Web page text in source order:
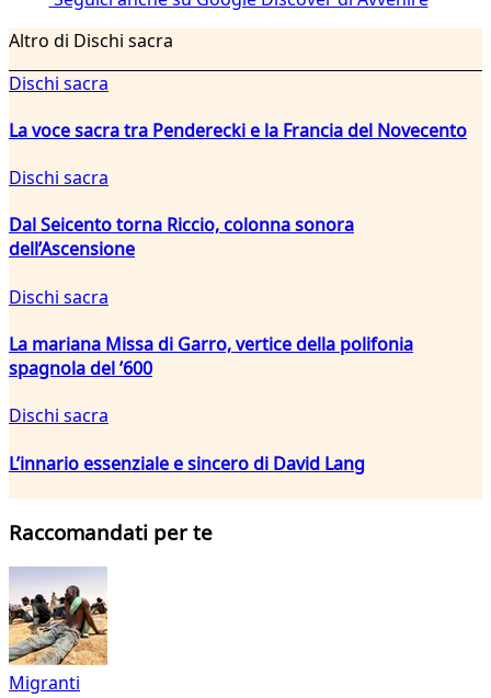
Altro di Dischi sacra
Dischi sacra
La voce sacra tra Penderecki e la Francia del Novecento
Dischi sacra
Dal Seicento torna Riccio, colonna sonora
dell’Ascensione
Dischi sacra
La mariana Missa di Garro, vertice della polifonia
spagnola del ’600
Dischi sacra
L’innario essenziale e sincero di David Lang
Raccomandati per te
Migranti